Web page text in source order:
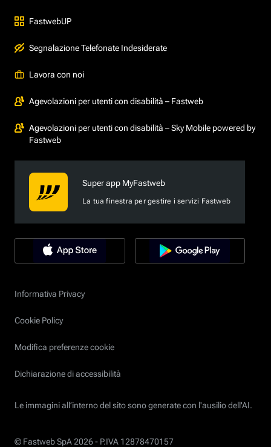
FastwebUP
Segnalazione Telefonate Indesiderate
Lavora con noi
Agevolazioni per utenti con disabilità – Fastweb
Agevolazioni per utenti con disabilità – Sky Mobile powered by
Fastweb
Super app MyFastweb
La tua finestra per gestire i servizi Fastweb
Informativa Privacy
Cookie Policy
Modifica preferenze cookie
Dichiarazione di accessibilità
Le immagini all’interno del sito sono generate con l'ausilio dell'AI.
© Fastweb SpA 2026 - P.IVA 12878470157